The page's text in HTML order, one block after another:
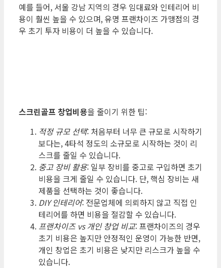
예를 들어, 서울 강남 지역의 경우 임대료와 인테리어 비
용이 훨씬 높을 수 있으며, 유명 프랜차이즈 가맹점의 경
우 초기 투자 비용이 더 높을 수 있습니다.
스크린골프 창업비용을 줄이기 위한 팁:
적정 규모 선택: 처음부터 너무 큰 규모로 시작하기
보다는, 4타석 정도의 소규모로 시작하는 것이 리
스크를 줄일 수 있습니다.
중고 장비 활용: 일부 장비를 중고로 구입하면 초기
비용을 크게 줄일 수 있습니다. 단, 핵심 장비는 새
제품을 선택하는 것이 좋습니다.
DIY 인테리어: 전문업체에 의뢰하지 않고 직접 인
테리어를 하면 비용을 절감할 수 있습니다.
프랜차이즈 vs 개인 창업 비교: 프랜차이즈의 경우
초기 비용은 높지만 안정적인 운영이 가능한 반면,
개인 창업은 초기 비용은 낮지만 리스크가 높을 수
있습니다.